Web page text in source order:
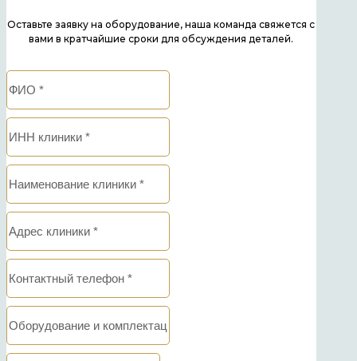
Оставьте заявку на оборудование, наша команда свяжется с
вами в кратчайшие сроки для обсуждения деталей.